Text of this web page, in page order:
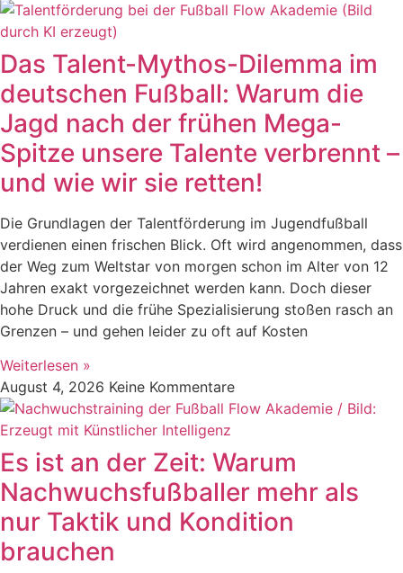
Das Talent-Mythos-Dilemma im
deutschen Fußball: Warum die
Jagd nach der frühen Mega-
Spitze unsere Talente verbrennt –
und wie wir sie retten!
Die Grundlagen der Talentförderung im Jugendfußball
verdienen einen frischen Blick. Oft wird angenommen, dass
der Weg zum Weltstar von morgen schon im Alter von 12
Jahren exakt vorgezeichnet werden kann. Doch dieser
hohe Druck und die frühe Spezialisierung stoßen rasch an
Grenzen – und gehen leider zu oft auf Kosten
Weiterlesen »
August 4, 2026 Keine Kommentare
Es ist an der Zeit: Warum
Nachwuchsfußballer mehr als
nur Taktik und Kondition
brauchen